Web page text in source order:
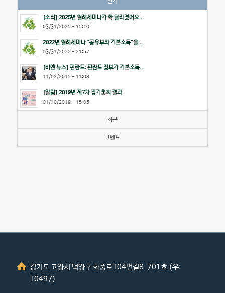
[소식] 2025년 월례세미나가 확 달라졌어요...
03/31/2025 - 15:10
2022년 월례세미나 “공유부와 기본소득”을...
03/31/2022 - 21:57
[비엔 뉴스] 핀란드: 핀란드 정부가 기본소득...
11/02/2015 - 11:08
[알림] 2019년 제7차 정기총회 결과
01/30/2019 - 15:05
최근
코멘트
경기도 고양시 덕양구 화중로104번길8 701호 (우:
10497)